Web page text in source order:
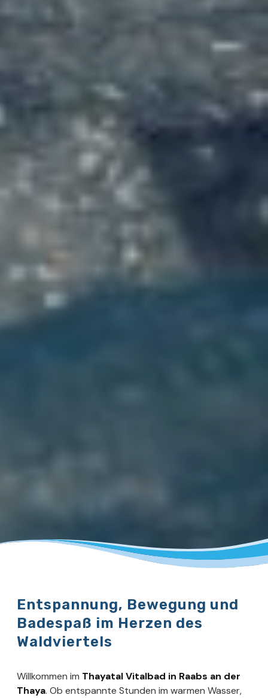
Entspannung, Bewegung und
Badespaß im Herzen des
Waldviertels
Willkommen im Thayatal Vitalbad in Raabs an der
Thaya. Ob entspannte Stunden im warmen Wasser,